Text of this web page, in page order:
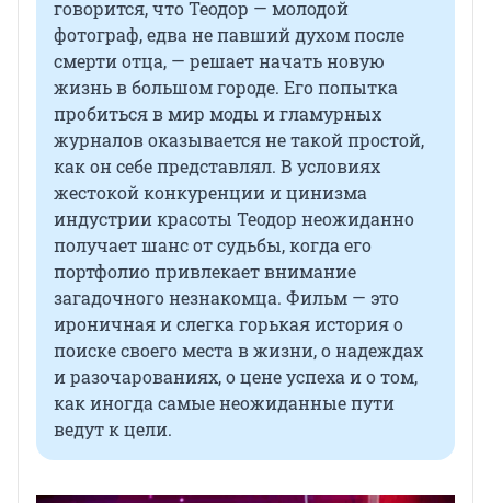
говорится, что Теодор — молодой
фотограф, едва не павший духом после
смерти отца, — решает начать новую
жизнь в большом городе. Его попытка
пробиться в мир моды и гламурных
журналов оказывается не такой простой,
как он себе представлял. В условиях
жестокой конкуренции и цинизма
индустрии красоты Теодор неожиданно
получает шанс от судьбы, когда его
портфолио привлекает внимание
загадочного незнакомца. Фильм — это
ироничная и слегка горькая история о
поиске своего места в жизни, о надеждах
и разочарованиях, о цене успеха и о том,
как иногда самые неожиданные пути
ведут к цели.